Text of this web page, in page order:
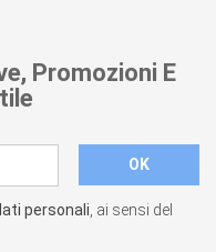
Promozioni E
personali , ai sensi del